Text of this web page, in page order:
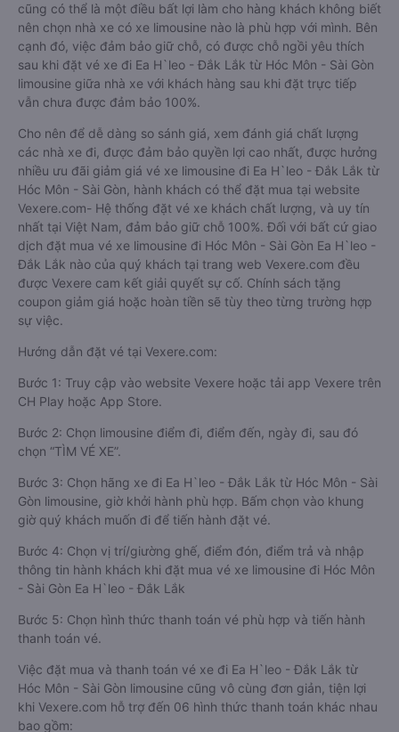
cũng có thể là một điều bất lợi làm cho hàng khách không biết
nên chọn nhà xe có xe limousine nào là phù hợp với mình. Bên
cạnh đó, việc đảm bảo giữ chỗ, có được chỗ ngồi yêu thích
sau khi đặt vé xe đi Ea H`leo - Đắk Lắk từ Hóc Môn - Sài Gòn
limousine giữa nhà xe với khách hàng sau khi đặt trực tiếp
vẫn chưa được đảm bảo 100%.
Cho nên để dễ dàng so sánh giá, xem đánh giá chất lượng
các nhà xe đi, được đảm bảo quyền lợi cao nhất, được hưởng
nhiều ưu đãi giảm giá vé xe limousine đi Ea H`leo - Đắk Lắk từ
Hóc Môn - Sài Gòn, hành khách có thể đặt mua tại website
Vexere.com- Hệ thống đặt vé xe khách chất lượng, và uy tín
nhất tại Việt Nam, đảm bảo giữ chỗ 100%. Đối với bất cứ giao
dịch đặt mua vé xe limousine đi Hóc Môn - Sài Gòn Ea H`leo -
Đắk Lắk nào của quý khách tại trang web Vexere.com đều
được Vexere cam kết giải quyết sự cố. Chính sách tặng
coupon giảm giá hoặc hoàn tiền sẽ tùy theo từng trường hợp
sự việc.
Hướng dẫn đặt vé tại Vexere.com:
Bước 1: Truy cập vào website Vexere hoặc tải app Vexere trên
CH Play hoặc App Store.
Bước 2: Chọn limousine điểm đi, điểm đến, ngày đi, sau đó
chọn “TÌM VÉ XE”.
Bước 3: Chọn hãng xe đi Ea H`leo - Đắk Lắk từ Hóc Môn - Sài
Gòn limousine, giờ khởi hành phù hợp. Bấm chọn vào khung
giờ quý khách muốn đi để tiến hành đặt vé.
Bước 4: Chọn vị trí/giường ghế, điểm đón, điểm trả và nhập
thông tin hành khách khi đặt mua vé xe limousine đi Hóc Môn
- Sài Gòn Ea H`leo - Đắk Lắk
Bước 5: Chọn hình thức thanh toán vé phù hợp và tiến hành
thanh toán vé.
Việc đặt mua và thanh toán vé xe đi Ea H`leo - Đắk Lắk từ
Hóc Môn - Sài Gòn limousine cũng vô cùng đơn giản, tiện lợi
khi Vexere.com hỗ trợ đến 06 hình thức thanh toán khác nhau
bao gồm: